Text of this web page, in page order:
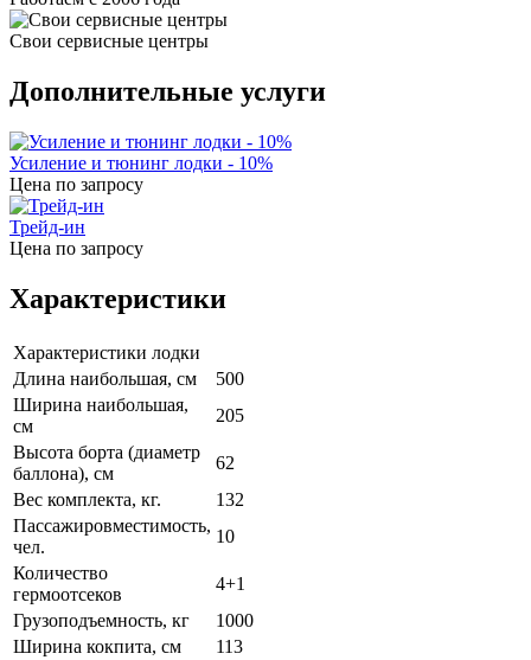
Свои сервисные центры
Дополнительные услуги
Усиление и тюнинг лодки - 10%
Цена по запросу
Трейд-ин
Цена по запросу
Характеристики
Характеристики лодки
Длина наибольшая, см
500
Ширина наибольшая,
см
205
Высота борта (диаметр
баллона), см
62
Вес комплекта, кг.
132
Пассажировместимость,
чел.
10
Количество
гермоотсеков
4+1
Грузоподъемность, кг
1000
Ширина кокпита, см
113